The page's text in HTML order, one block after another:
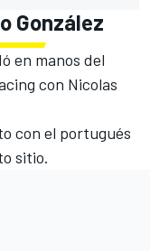
González
en manos del
con Nicolas
con el portugués
sitio.